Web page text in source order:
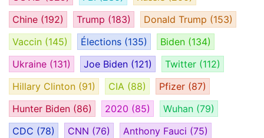
Chine (192) Trump (183) Donald Trump (153)
Vaccin (145) Élections (135) Biden (134)
Ukraine (131) Joe Biden (121) Twitter (112)
Hillary Clinton (91) CIA (88) Pfizer (87)
Hunter Biden (86) 2020 (85) Wuhan (79)
CDC (78) CNN (76) Anthony Fauci (75)